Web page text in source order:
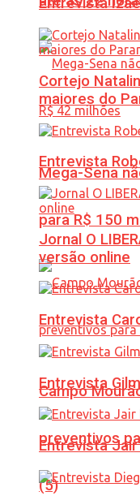
Mega-Sena
para R$ 150
Campo
preventivos
(5)
Cortejo
maiores do
Entrevista
Jornal O
versão online
Entrevista
Entrevista
Entrevista